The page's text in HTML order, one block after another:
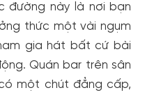
đường này là nơi bạn
thức một vài ngụm
gia hát bất cứ bài
Quán bar trên sân
một chút đẳng cấp,